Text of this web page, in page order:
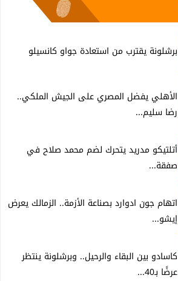
برشلونة يقترب من استعادة جواو كانسيلو
الأهلي يفضل المصري على الجيش الملكي..
رضا سليم...
أتلتيكو مدريد يتحرك لضم محمد صلاح في
صفقة...
اتهام جون ادوارد بصناعة الأزمة.. الزمالك يعرض
إيشو...
كاسادو بين البقاء والرحيل.. وبرشلونة ينتظر
عرضًا بـ40...